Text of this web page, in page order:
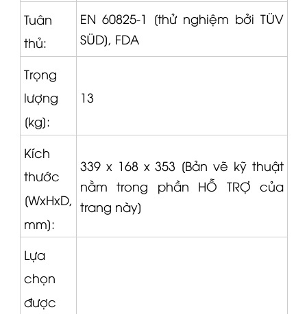
Tuân
thủ:
EN 60825-1 [thử nghiệm bởi TÜV
SÜD], FDA
Trọng
lượng
[kg]:
13
Kích
thước
[WxHxD,
mm]:
339 x 168 x 353 [Bản vẽ kỹ thuật
nằm trong phần HỖ TRỢ của
trang này]
Lựa
chọn
được